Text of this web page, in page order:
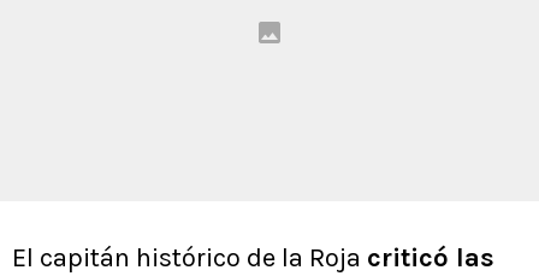
El capitán histórico de la Roja criticó las